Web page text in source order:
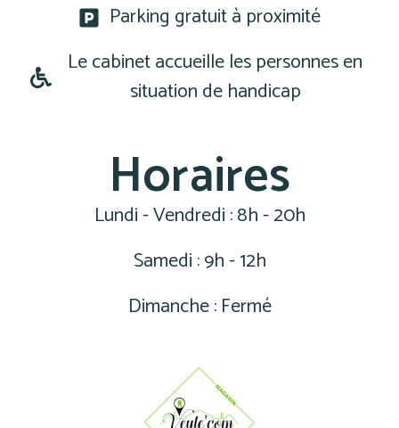
Parking gratuit à proximité
Le cabinet accueille les personnes en
situation de handicap
Horaires
Lundi - Vendredi : 8h - 20h
Samedi : 9h - 12h
Dimanche : Fermé